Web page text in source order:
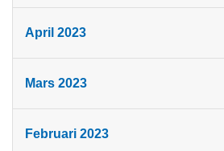
April 2023
Mars 2023
Februari 2023